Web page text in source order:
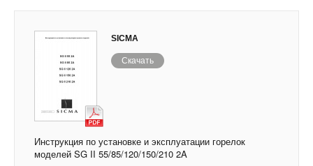
SICMA
Скачать
Инструкция по установке и эксплуатации горелок
моделей SG II 55/85/120/150/210 2A